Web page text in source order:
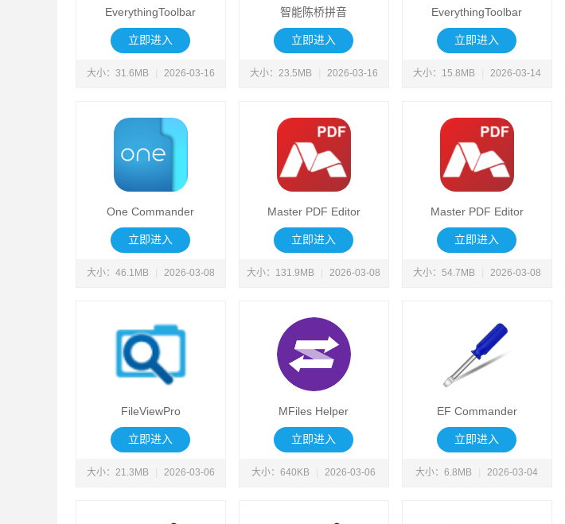
EverythingToolbar
立即进入
大小：31.6MB 2026-03-16
智能陈桥拼音
立即进入
大小：23.5MB 2026-03-16
EverythingToolbar
立即进入
大小：15.8MB 2026-03-14
One Commander
立即进入
大小：46.1MB 2026-03-08
Master PDF Editor
立即进入
大小：131.9MB 2026-03-08
Master PDF Editor
立即进入
大小：54.7MB 2026-03-08
FileViewPro
立即进入
大小：21.3MB 2026-03-06
MFiles Helper
立即进入
大小：640KB 2026-03-06
EF Commander
立即进入
大小：6.8MB 2026-03-04